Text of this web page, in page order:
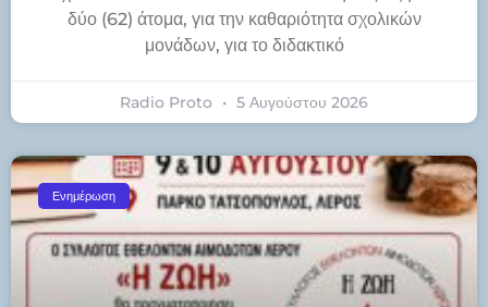
δύο (62) άτομα, για την καθαριότητα σχολικών
μονάδων, για το διδακτικό
Radio Proto 5 Αυγούστου 2026
Ενημέρωση